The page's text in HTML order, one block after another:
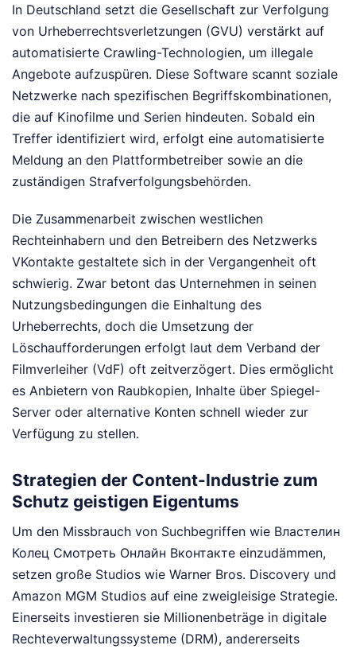
In Deutschland setzt die Gesellschaft zur Verfolgung
von Urheberrechtsverletzungen (GVU) verstärkt auf
automatisierte Crawling-Technologien, um illegale
Angebote aufzuspüren. Diese Software scannt soziale
Netzwerke nach spezifischen Begriffskombinationen,
die auf Kinofilme und Serien hindeuten. Sobald ein
Treffer identifiziert wird, erfolgt eine automatisierte
Meldung an den Plattformbetreiber sowie an die
zuständigen Strafverfolgungsbehörden.
Die Zusammenarbeit zwischen westlichen
Rechteinhabern und den Betreibern des Netzwerks
VKontakte gestaltete sich in der Vergangenheit oft
schwierig. Zwar betont das Unternehmen in seinen
Nutzungsbedingungen die Einhaltung des
Urheberrechts, doch die Umsetzung der
Löschaufforderungen erfolgt laut dem Verband der
Filmverleiher (VdF) oft zeitverzögert. Dies ermöglicht
es Anbietern von Raubkopien, Inhalte über Spiegel-
Server oder alternative Konten schnell wieder zur
Verfügung zu stellen.
Strategien der Content-Industrie zum
Schutz geistigen Eigentums
Um den Missbrauch von Suchbegriffen wie Властелин
Колец Смотреть Онлайн Вконтакте einzudämmen,
setzen große Studios wie Warner Bros. Discovery und
Amazon MGM Studios auf eine zweigleisige Strategie.
Einerseits investieren sie Millionenbeträge in digitale
Rechteverwaltungssysteme (DRM), andererseits